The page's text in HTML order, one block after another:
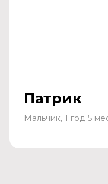
Патрик
Мальчик, 1 год 5